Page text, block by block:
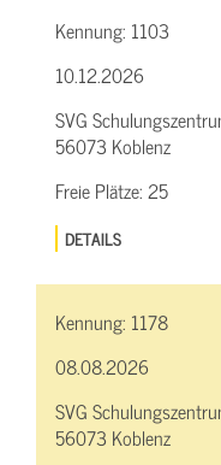
Kennung: 1103
10.12.2026
SVG
56073 Koblenz
Freie Plätze:25
DETAILS
Kennung: 1178
08.08.2026
SVG
56073 Koblenz